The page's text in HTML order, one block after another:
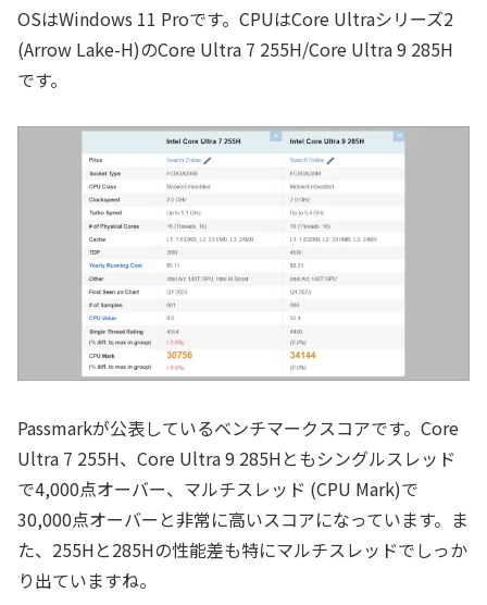
OSはWindows 11 Proです。CPUはCore Ultraシリーズ2
(Arrow Lake-H)のCore Ultra 7 255H/Core Ultra 9 285H
です。
Passmarkが公表しているベンチマークスコアです。Core
Ultra 7 255H、Core Ultra 9 285Hともシングルスレッド
で4,000点オーバー、マルチスレッド (CPU Mark)で
30,000点オーバーと非常に高いスコアになっています。ま
た、255Hと285Hの性能差も特にマルチスレッドでしっか
り出ていますね。